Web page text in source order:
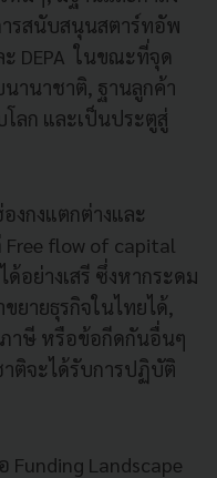
รสนับสนุนสตาร์ทอัพ
DEPA ในขณะที่จุด
นานาชาติ, ฐานลูกค้า
ลก และเป็นประตูสู่
งกงแตกต่างและ
flow of capital
อย่างเสรี ซึ่งหากระดม
ยายธุรกิจในไทยได้,
ภาษี หรือข้อกีดกันอื่นๆ
ติจะได้รับการปฏิบัติ
Landscape